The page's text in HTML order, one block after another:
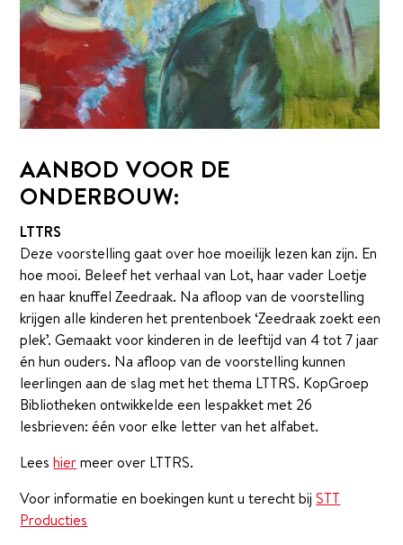
Het Theaterteam
Podcast Sapietom
Contact
DONEREN
AANBOD VOOR DE
ONDERBOUW:
LTTRS
Deze voorstelling gaat over hoe moeilijk lezen kan zijn. En
hoe mooi. Beleef het verhaal van Lot, haar vader Loetje
en haar knuffel Zeedraak. Na afloop van de voorstelling
krijgen alle kinderen het prentenboek ‘Zeedraak zoekt een
plek’. Gemaakt voor kinderen in de leeftijd van 4 tot 7 jaar
én hun ouders. Na afloop van de voorstelling kunnen
leerlingen aan de slag met het thema LTTRS. KopGroep
Bibliotheken ontwikkelde een lespakket met 26
lesbrieven: één voor elke letter van het alfabet.
Leeshiermeer over LTTRS.
Voor informatie en boekingen kunt u terecht bijSTT
Producties